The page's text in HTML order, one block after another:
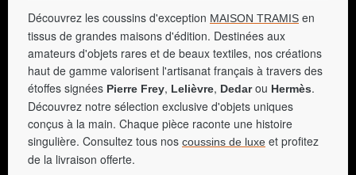
Découvrez les coussins d'exception MAISON TRAMIS en
tissus de grandes maisons d'édition. Destinées aux
amateurs d'objets rares et de beaux textiles, nos créations
haut de gamme valorisent l'artisanat français à travers des
étoffes signées Pierre Frey, Lelièvre, Dedarou Hermès.
Découvrez notre sélection exclusive d'objets uniques
conçus à la main. Chaque pièce raconte une histoire
singulière. Consultez tous nos coussins de luxe et profitez
de la livraison offerte.